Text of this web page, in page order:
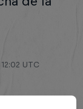
UTC